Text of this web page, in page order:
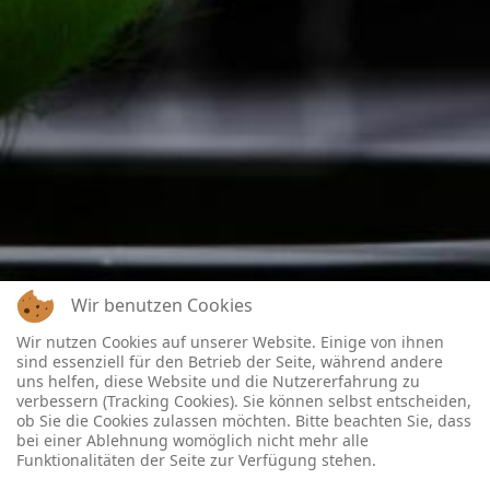
Wir benutzen Cookies
Wir nutzen Cookies auf unserer Website. Einige von ihnen
sind essenziell für den Betrieb der Seite, während andere
uns helfen, diese Website und die Nutzererfahrung zu
verbessern (Tracking Cookies). Sie können selbst entscheiden,
ob Sie die Cookies zulassen möchten. Bitte beachten Sie, dass
bei einer Ablehnung womöglich nicht mehr alle
Funktionalitäten der Seite zur Verfügung stehen.